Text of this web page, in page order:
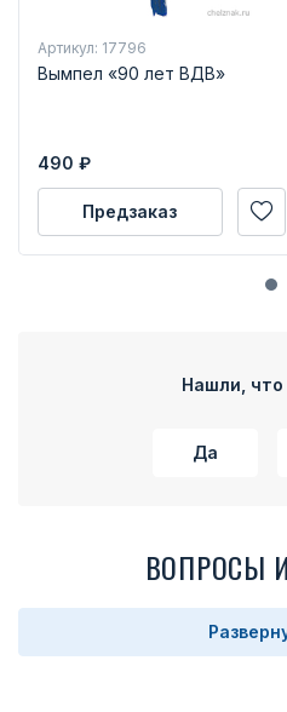
Артикул: 17796
Вымпел «90 лет ВДВ»
490 ₽
Предзаказ
Нашли, что
Да
ВОПРОСЫ